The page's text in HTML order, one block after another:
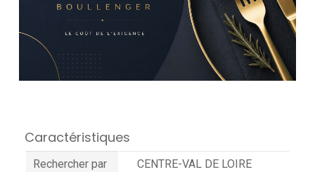
Caractéristiques
Rechercher par
CENTRE-VAL DE LOIRE